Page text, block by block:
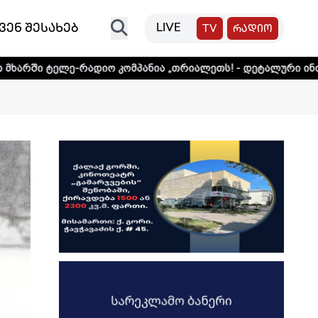
შესახებ LIVE TV რადიო
კომპანია „თრიალეთს! - დეტალური